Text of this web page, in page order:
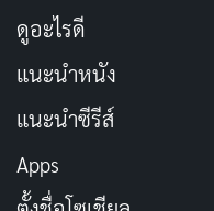
ดูอะไรดี
แนะนำหนัง
แนะนำซีรีส์
Apps